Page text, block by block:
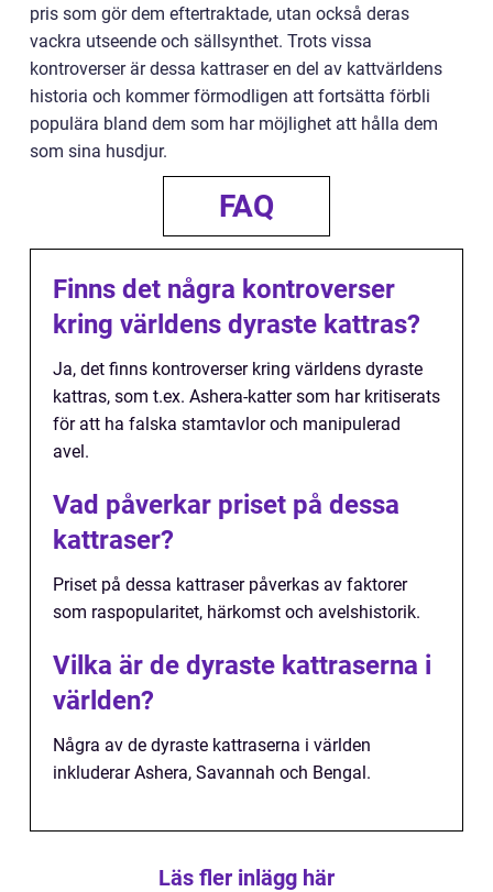
pris som gör dem eftertraktade, utan också deras
vackra utseende och sällsynthet. Trots vissa
kontroverser är dessa kattraser en del av kattvärldens
historia och kommer förmodligen att fortsätta förbli
populära bland dem som har möjlighet att hålla dem
som sina husdjur.
FAQ
Finns det några kontroverser
kring världens dyraste kattras?
Ja, det finns kontroverser kring världens dyraste
kattras, som t.ex. Ashera-katter som har kritiserats
för att ha falska stamtavlor och manipulerad
avel.
Vad påverkar priset på dessa
kattraser?
Priset på dessa kattraser påverkas av faktorer
som raspopularitet, härkomst och avelshistorik.
Vilka är de dyraste kattraserna i
världen?
Några av de dyraste kattraserna i världen
inkluderar Ashera, Savannah och Bengal.
Läs fler inlägg här